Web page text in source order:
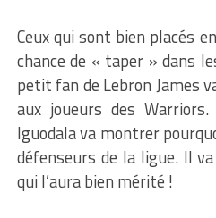
Ceux qui sont bien placés
chance de « taper » dans
petit fan de Lebron James
aux joueurs des
Iguodala va montrer
défenseurs de la ligue. Il
qui l’aura bien mérité !